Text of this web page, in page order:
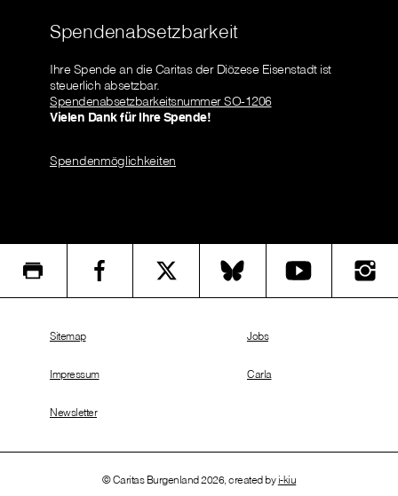
Spendenabsetzbarkeit
Ihre Spende an die Caritas der Diözese Eisenstadt ist
steuerlich absetzbar.
Spendenabsetzbarkeitsnummer SO-1206
Vielen Dank für Ihre Spende!
Spendenmöglichkeiten
© Caritas Burgenland 2026, created by i-kiu
Sitemap
Impressum
Newsletter
Jobs
Carla